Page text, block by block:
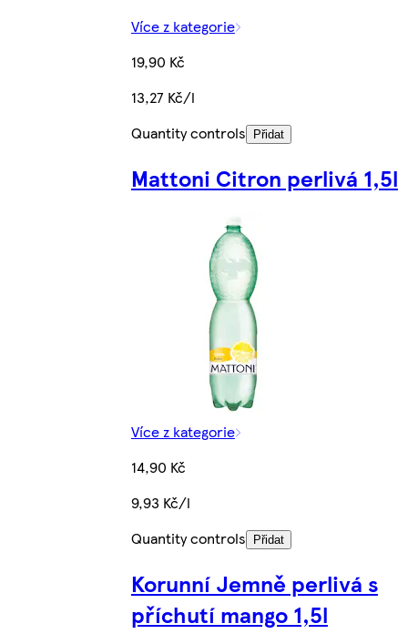
Více z kategorie
19,90 Kč
13,27 Kč/l
Quantity controls
Přidat
Mattoni Citron perlivá 1,5l
Více z kategorie
14,90 Kč
9,93 Kč/l
Quantity controls
Přidat
Korunní Jemně perlivá s
příchutí mango 1,5l